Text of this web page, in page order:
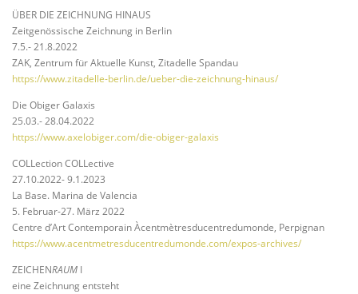
ÜBER DIE ZEICHNUNG HINAUS
Zeitgenössische Zeichnung in Berlin
7.5.- 21.8.2022
ZAK, Zentrum für Aktuelle Kunst, Zitadelle Spandau
https://www.zitadelle-berlin.de/ueber-die-zeichnung-hinaus/
Die Obiger Galaxis
25.03.- 28.04.2022
https://www.axelobiger.com/die-obiger-galaxis
COLLection COLLective
27.10.2022- 9.1.2023
La Base. Marina de Valencia
5. Februar-27. März 2022
Centre d’Art Contemporain Àcentmètresducentredumonde, Perpignan
https://www.acentmetresducentredumonde.com/expos-archives/
ZEICHENRAUM I
eine Zeichnung entsteht